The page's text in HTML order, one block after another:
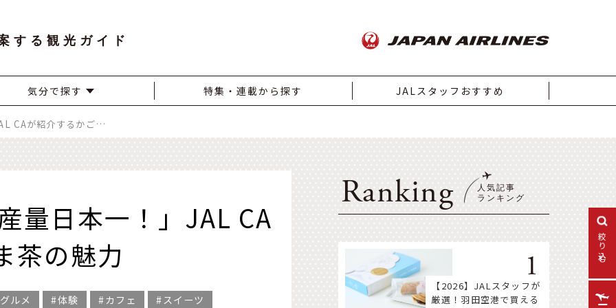
絞り込む
する観光ガイド
気分で探す 特集・連載から探す JALスタッフおすすめ
「鹿児島県 荒茶生産量日本一！」JAL CAが紹介するかごしま茶の魅力
量日本一！」JAL CA
茶の魅力
グルメ 体験 カフェ スイーツ
Ranking
【2026】JALスタッフが
厳選！羽田空港で買える